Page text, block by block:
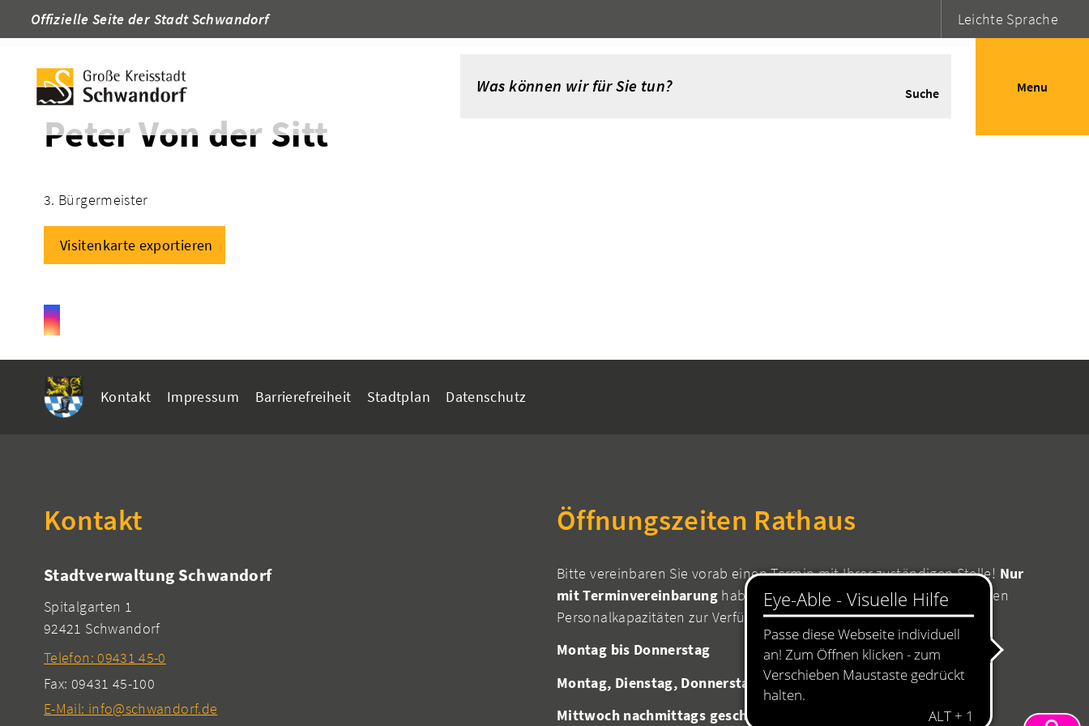
Offizielle Seite der Stadt Schwandorf Leichte Sprache
Suche Menu
Startseite Adressen
Peter Von der Sitt
3. Bürgermeister
Visitenkarte exportieren
Kontakt Impressum Barrierefreiheit Stadtplan Datenschutz
Kontakt
Stadtverwaltung Schwandorf
Spitalgarten 1
92421 Schwandorf
Telefon: 09431 45-0
Fax: 09431 45-100
E-Mail: info@schwandorf.de
Öffnungszeiten Rathaus
Bitte vereinbaren Sie vorab einen Termin mit Ihrer zuständigen Stelle! Nur
mit Terminvereinbarunghaben Sie die Sicherheit, dass für Ihr Anliegen
Personalkapazitäten zur Verfügung stehen.
Montag bis Donnerstag
Montag, Dienstag, Donnerstag
Mittwoch nachmittags geschlossen!
08:00 bis 11:45 Uhr
14:00 bis 16:00 Uhr